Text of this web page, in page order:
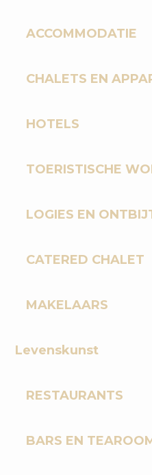
ACCOMMODATIE
CHALETS EN
HOTELS
TOERISTISCHE
LOGIES EN
CATERED CHALET
MAKELAARS
Levenskunst
RESTAURANTS
BARS EN
Les Gets Toerisme
Les Gets
74260 Les Gets
seizoen van 8.30
uur
met ons op
74 74
Bike park